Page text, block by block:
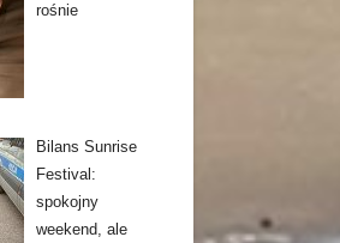
rośnie
Bilans Sunrise
Festival:
spokojny
weekend, ale